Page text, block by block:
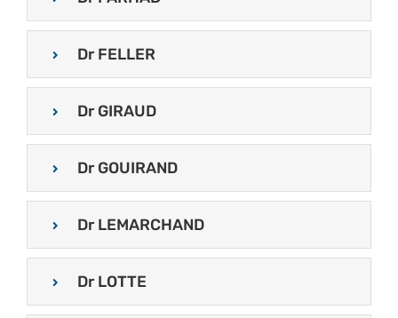
Dr FELLER
Dr GIRAUD
Dr GOUIRAND
Dr LEMARCHAND
Dr LOTTE